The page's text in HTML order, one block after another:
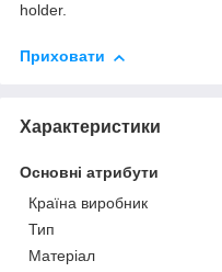
holder.
Приховати
Характеристики
Основні атрибути
Країна виробник
Тип
Матеріал